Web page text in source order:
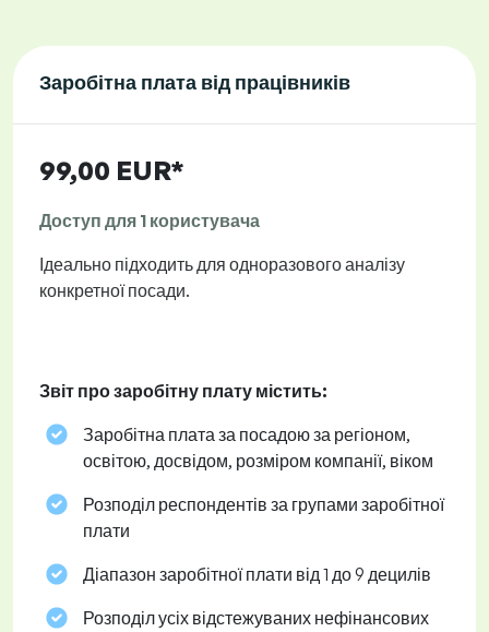
Заробітна плата від працівників
99,00 EUR*
Доступ для 1 користувача
Ідеально підходить для одноразового аналізу
конкретної посади.
Звіт про заробітну плату містить:
Заробітна плата за посадою за регіоном,
освітою, досвідом, розміром компанії, віком
Розподіл респондентів за групами заробітної
плати
Діапазон заробітної плати від 1 до 9 децилів
Розподіл усіх відстежуваних нефінансових